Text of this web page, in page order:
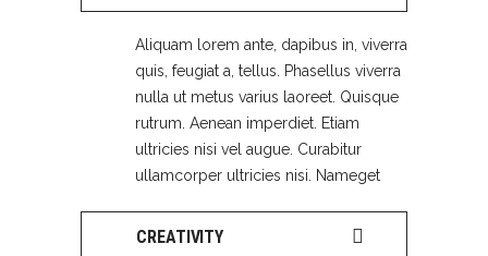
Aliquam lorem ante, dapibus in, viverra
quis, feugiat a, tellus. Phasellus viverra
nulla ut metus varius laoreet. Quisque
rutrum. Aenean imperdiet. Etiam
ultricies nisi vel augue. Curabitur
ullamcorper ultricies nisi. Nameget
CREATIVITY